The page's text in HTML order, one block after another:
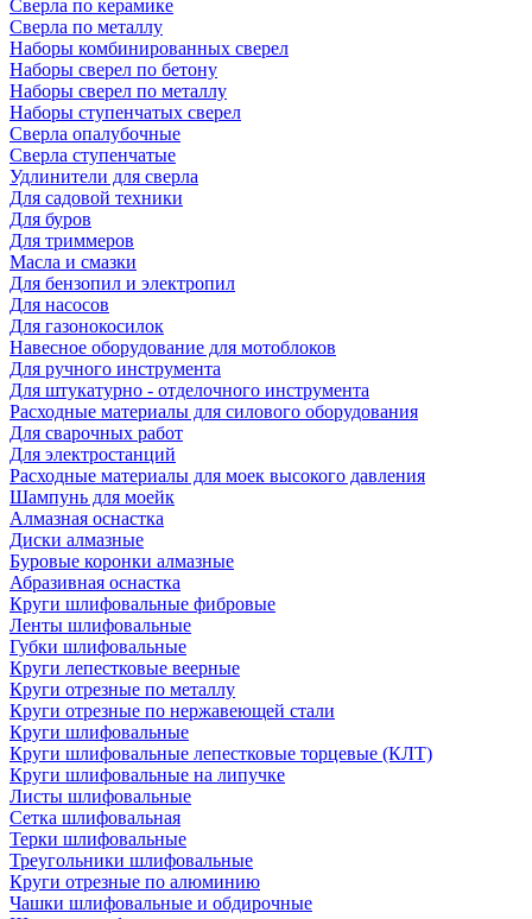
Сверла по керамике
Сверла по металлу
Наборы комбинированных сверел
Наборы сверел по бетону
Наборы сверел по металлу
Наборы ступенчатых сверел
Сверла опалубочные
Сверла ступенчатые
Удлинители для сверла
Для садовой техники
Для буров
Для триммеров
Масла и смазки
Для бензопил и электропил
Для насосов
Для газонокосилок
Навесное оборудование для мотоблоков
Для ручного инструмента
Для штукатурно - отделочного инструмента
Расходные материалы для силового оборудования
Для сварочных работ
Для электростанций
Расходные материалы для моек высокого давления
Шампунь для моейк
Алмазная оснастка
Диски алмазные
Буровые коронки алмазные
Абразивная оснастка
Круги шлифовальные фибровые
Ленты шлифовальные
Губки шлифовальные
Круги лепестковые веерные
Круги отрезные по металлу
Круги отрезные по нержавеющей стали
Круги шлифовальные
Круги шлифовальные лепестковые торцевые (КЛТ)
Круги шлифовальные на липучке
Листы шлифовальные
Сетка шлифовальная
Терки шлифовальные
Треугольники шлифовальные
Круги отрезные по алюминию
Чашки шлифовальные и обдирочные